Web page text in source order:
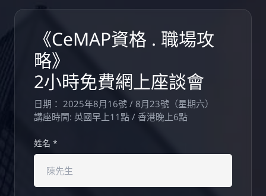
《CeMAP資格 . 職場攻
略》
2小時免費網上座談會
日期： 2025年8月16號 / 8月23號（星期六）
講座時間: 英國早上11點 / 香港晚上6點
姓名 *